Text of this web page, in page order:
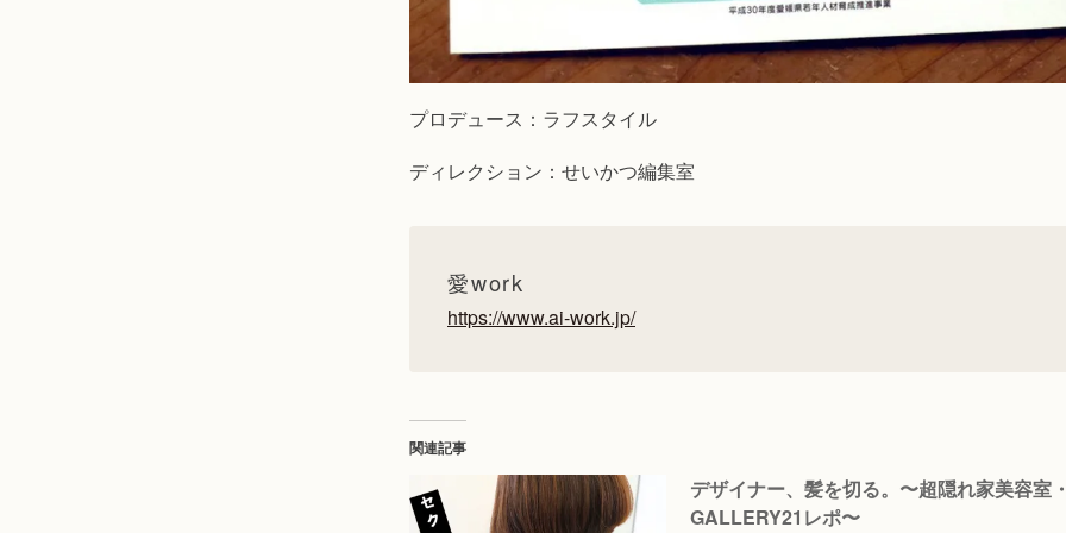
プロデュース：ラフスタイル
ディレクション：せいかつ編集室
愛work
https://www.ai-work.jp/
関連記事
デザイナー、髪を切る。〜超隠れ家美容室
GALLERY21レポ〜